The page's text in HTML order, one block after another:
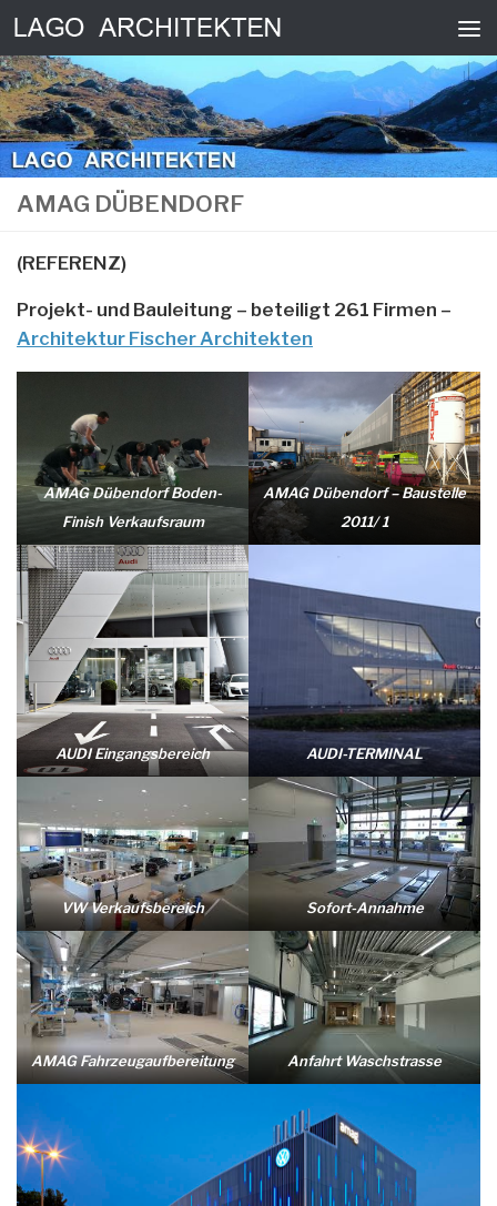
Skip to content
AMAG DÜBENDORF
(REFERENZ)
Projekt- und Bauleitung – beteiligt 261 Firmen –
Architektur Fischer Architekten
AMAG Dübendorf Boden-
Finish Verkaufsraum
AMAG Dübendorf – Baustelle
2011/ 1
AUDI Eingangsbereich AUDI-TERMINAL
VW Verkaufsbereich Sofort-Annahme
AMAG Fahrzeugaufbereitung Anfahrt Waschstrasse